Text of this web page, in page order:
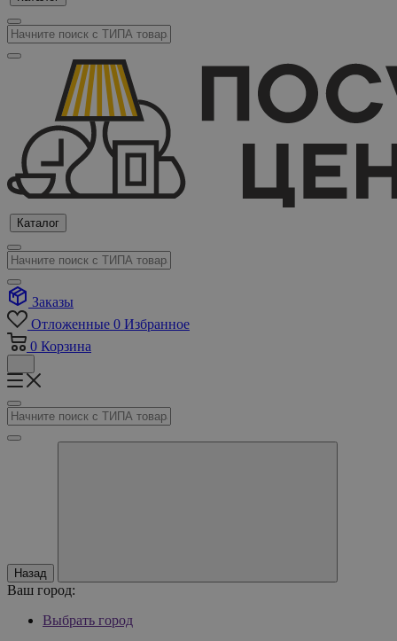
Каталог
Заказы
Отложенные 0 Избранное
0 Корзина
Назад
Ваш город:
Выбрать город